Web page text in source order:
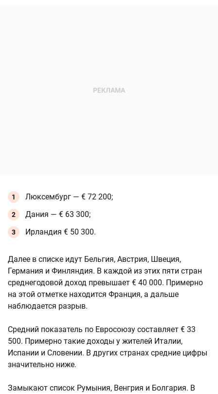
Люксембург — € 72 200;
Дания — € 63 300;
Ирландия € 50 300.
Далее в списке идут Бельгия, Австрия, Швеция,
Германия и Финляндия. В каждой из этих пяти стран
среднегодовой доход превышает € 40 000. Примерно
на этой отметке находится Франция, а дальше
наблюдается разрыв.
Средний показатель по Евросоюзу составляет € 33
500. Примерно такие доходы у жителей Италии,
Испании и Словении. В других странах средние цифры
значительно ниже.
Замыкают список Румыния, Венгрия и Болгария. В